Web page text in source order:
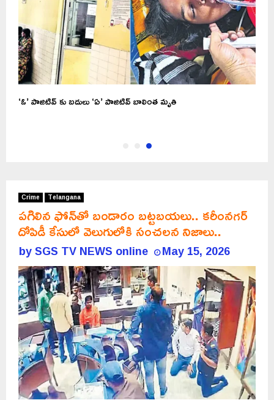
‘ఓ’ పాజిటివ్ కు బదులు ‘ఏ’ పాజిటివ్ బాలింత మృతి
Crime Telangana
పగిలిన ఫోన్‌తో బండారం బట్టబయలు.. కరీంనగర్‌
దోపిడీ కేసులో వెలుగులోకి సంచలన నిజాలు..
bySGS TV NEWS online May 15, 2026